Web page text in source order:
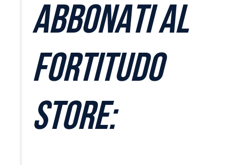
ABBONATI AL
FORTITUDO
STORE: